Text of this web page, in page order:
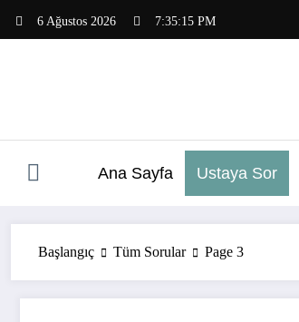
6 Ağustos 2026 7:35:16 PM
Ana Sayfa Ustaya Sor
Başlangıç Tüm Sorular Page 3